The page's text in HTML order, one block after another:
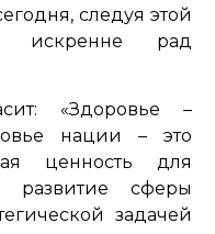
следуя этой
искренне рад
«Здоровье –
нации – это
ценность для
развитие сферы
задачей